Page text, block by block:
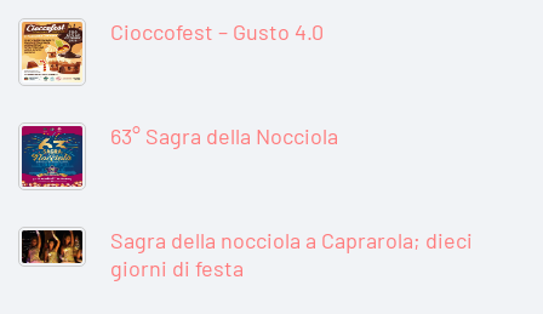
Cioccofest – Gusto 4.0
63° Sagra della Nocciola
Sagra della nocciola a Caprarola; dieci
giorni di festa